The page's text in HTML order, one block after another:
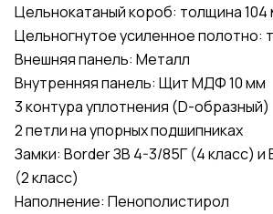
Цельнокатаный короб: толщина 104
Цельногнутое усиленное полотно:
Внешняя панель: Металл
Внутренняя панель: Щит МДФ 10 мм
3 контура уплотнения (D-образный)
2 петли на упорных подшипниках
Замки: Border ЗВ 4-3/85Г (4 класс) и
(2 класс)
Наполнение: Пенополистирол